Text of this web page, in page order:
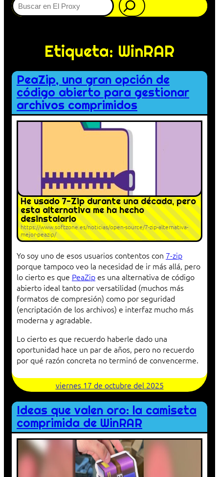
Etiqueta: WinRAR
PeaZip, una gran opción de
código abierto para gestionar
archivos comprimidos
He usado 7-Zip durante una década, pero
esta alternativa me ha hecho
desinstalarlo
https://www.softzone.es/noticias/open-source/7-zip-alternativa-
mejor-peazip/
Yo soy uno de esos usuarios contentos con 7-zip
porque tampoco veo la necesidad de ir más allá, pero
lo cierto es que PeaZip es una alternativa de código
abierto ideal tanto por versatilidad (muchos más
formatos de compresión) como por seguridad
(encriptación de los archivos) e interfaz mucho más
moderna y agradable.
Lo cierto es que recuerdo haberle dado una
oportunidad hace un par de años, pero no recuerdo
por qué razón concreta no terminó de convencerme.
viernes 17 de octubre del 2025
Ideas que valen oro: la camiseta
comprimida de WinRAR